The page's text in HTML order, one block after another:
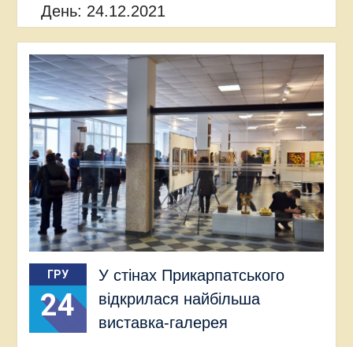
День: 24.12.2021
ГРУ
24
У стінах Прикарпатського
відкрилася найбільша
виставка-галерея